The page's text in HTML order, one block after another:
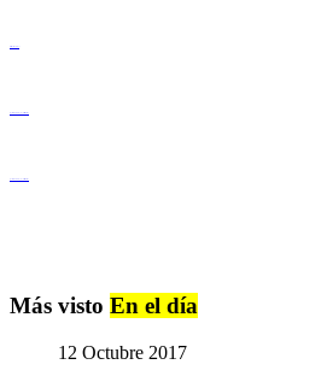
Más visto En el día
12 Octubre 2017